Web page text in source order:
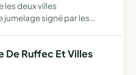
les deux villes
signé par les
De Ruffec Et Villes